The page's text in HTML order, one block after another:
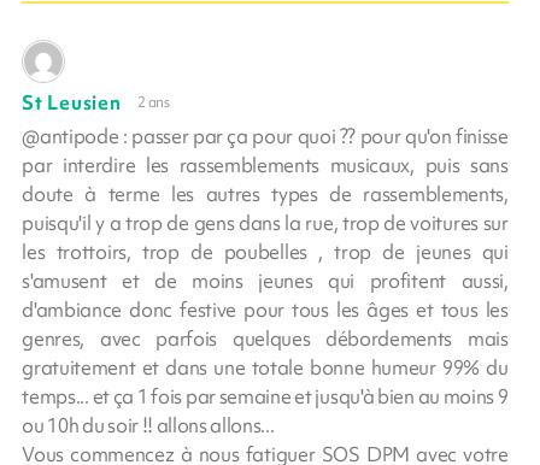
St Leusien 2 ans
@antipode : passer par ça pour quoi ?? pour qu'on finisse
par interdire les rassemblements musicaux, puis sans
doute à terme les autres types de rassemblements,
puisqu'il y a trop de gens dans la rue, trop de voitures sur
les trottoirs, trop de poubelles , trop de jeunes qui
s'amusent et de moins jeunes qui profitent aussi,
d'ambiance donc festive pour tous les âges et tous les
genres, avec parfois quelques débordements mais
gratuitement et dans une totale bonne humeur 99% du
temps... et ça 1 fois par semaine et jusqu'à bien au moins 9
ou 10h du soir !! allons allons...
Vous commencez à nous fatiguer SOS DPM avec votre